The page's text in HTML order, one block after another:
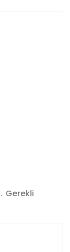
Gerekli